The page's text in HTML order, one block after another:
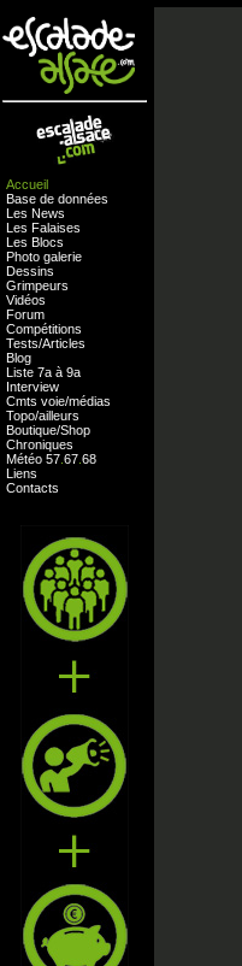
Accueil
Base de données
Les News
Les Falaises
Les Blocs
Photo galerie
Dessins
Grimpeurs
Vidéos
Forum
Compétitions
Tests/Articles
Blog
Liste 7a à 9a
Interview
Cmts voie/médias
Topo/ailleurs
Boutique/Shop
Chroniques
Météo 57 67 68
Liens
Contacts